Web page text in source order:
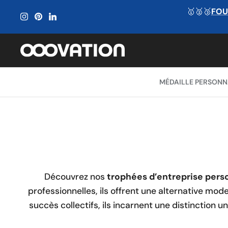
🥇🥈🥉
MÉDAILLE
Découvrez nos trophées d’entreprise
professionnelles, ils offrent une alternative
succès collectifs, ils incarnent une distinction